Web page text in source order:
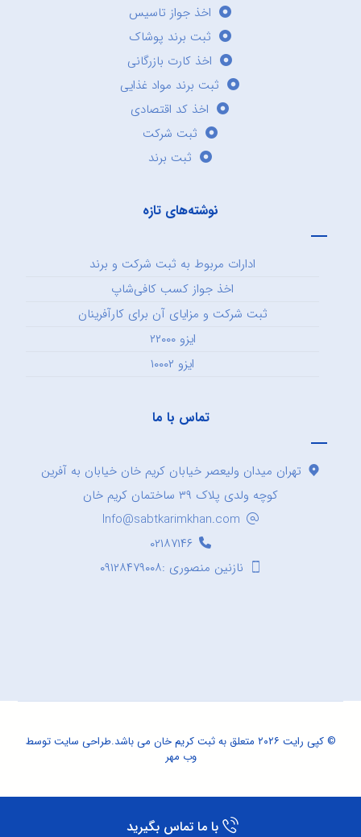
اخذ جواز تاسیس
ثبت برند پوشاک
اخذ کارت بازرگانی
ثبت برند مواد غذایی
اخذ کد اقتصادی
ثبت شرکت
ثبت برند
نوشته‌های تازه
ادارات مربوط به ثبت شرکت و برند
اخذ جواز کسب کافی‌شاپ
ثبت شرکت و مزایای آن برای کارآفرینان
ایزو ۲۲۰۰۰
ایزو ۱۰۰۰۲
تماس با ما
تهران میدان ولیعصر خیابان کریم خان خیابان به آفرین
کوچه ولدی پلاک ۳۹ ساختمان کریم خان
Info@sabtkarimkhan.com
۰۲۱۸۷۱۴۶
نازنین منصوری :۰۹۱۲۸۴۷۹۰۰۸
© کپی رایت ۲۰۲۶ متعلق به ثبت کریم خان می باشد. طراحی سایتتوسط
وب مهر
با ما تماس بگیرید